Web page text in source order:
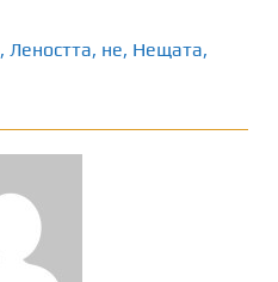
, Леността, не, Нещата,